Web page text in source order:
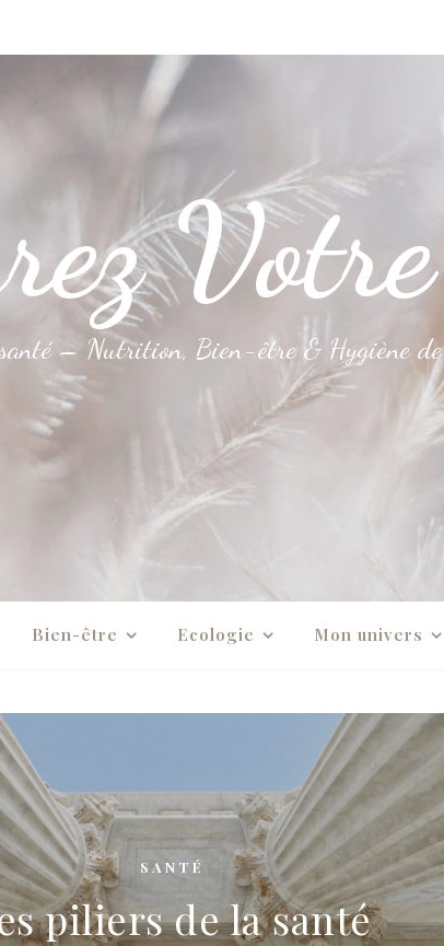
santé – Nutrition, Bien-être & Hygiène
Bien-être Ecologie Mon univers
SANTÉ
piliers de la santé